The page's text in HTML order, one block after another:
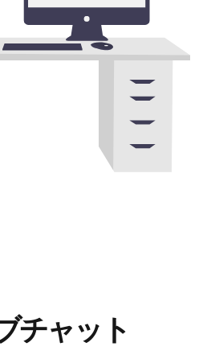
チャット